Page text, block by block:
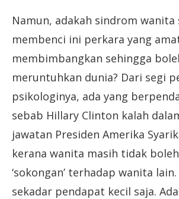
Namun, adakah sindrom wanita
membenci ini perkara yang
membimbangkan sehingga
meruntuhkan dunia? Dari segi
psikologinya, ada yang
sebab Hillary Clinton kalah
jawatan Presiden Amerika
kerana wanita masih tidak
‘sokongan’ terhadap wanita
sekadar pendapat kecil saja.